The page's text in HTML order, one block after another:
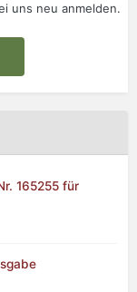
uns neu anmelden.
165255 für